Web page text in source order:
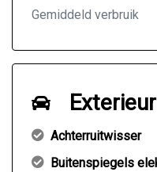
Gemiddeld verbruik
Exterieur
Achterruitwisser
Buitenspiegels